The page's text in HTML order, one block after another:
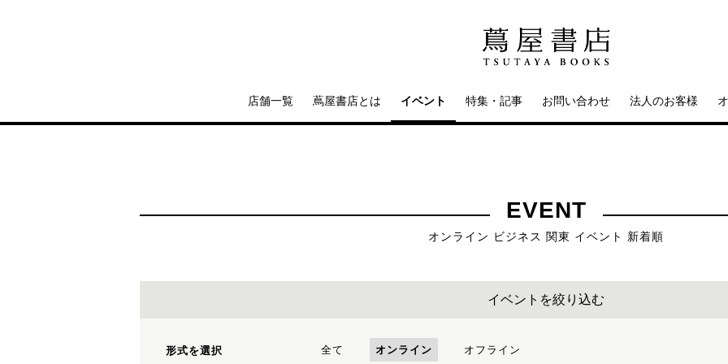
店舗一覧 蔦屋書店とは イベント 特集・記事 お問い合わせ 法人のお客様
EVENT
オンライン ビジネス 関東 イベント 新着順
イベントを絞り込む
形式を選択 全て オンライン オフライン